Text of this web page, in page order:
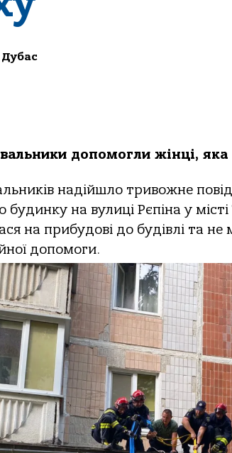
допомогли жінці, яка
надійшло тривожне
будинку на вулиці Рєпіна у
на прибудові до будівлі та не
допомоги.